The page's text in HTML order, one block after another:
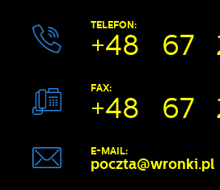
TELEFON:
+48 67
FAX:
+48 67
E-MAIL:
poczta@wronki.pl